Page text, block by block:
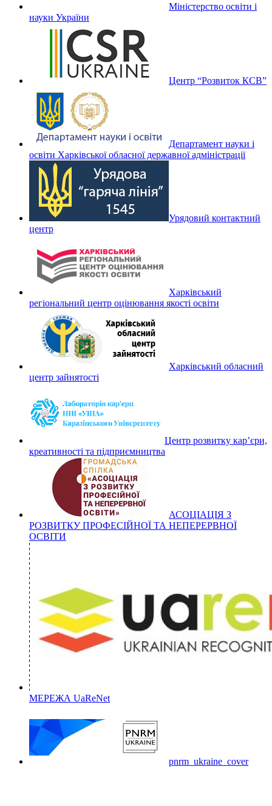
Міністерство освіти і
науки України
Центр “Розвиток КСВ”
Департамент науки і
освіти Харківської обласної державної адміністрації
Урядовий контактний
центр
Харківський
регіональний центр оцінювання якості освіти
Харківський обласний
центр зайнятості
Центр розвитку кар’єри,
креативності та підприємництва
АСОЦІАЦІЯ З
РОЗВИТКУ ПРОФЕСІЙНОЇ ТА НЕПЕРЕРВНОЇ
ОСВІТИ
МЕРЕЖА UaReNet
pnrm_ukraine_cover